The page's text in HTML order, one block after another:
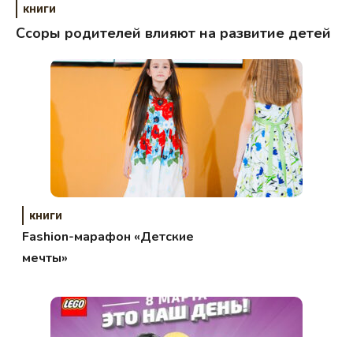
книги
Ссоры родителей влияют на развитие детей
книги
Fashion-марафон «Детские
мечты»